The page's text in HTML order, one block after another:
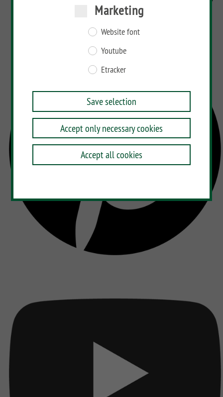
Marketing
Website font
Youtube
Etracker
Save selection
Accept only necessary cookies
Accept all cookies